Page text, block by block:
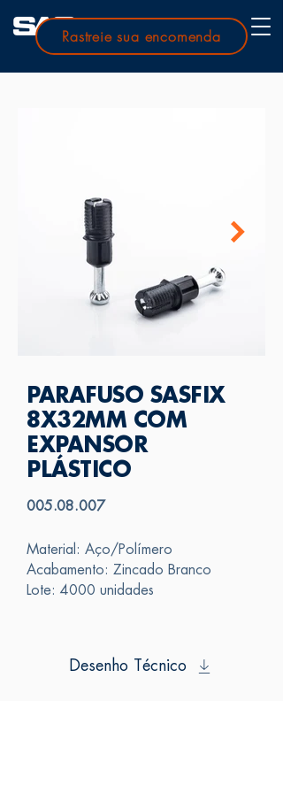
Rastreie sua encomenda
PARAFUSO SASFIX
8X32MM COM
EXPANSOR
PLÁSTICO
005.08.007
Material: Aço/Polímero
Acabamento: Zincado Branco
Lote: 4000 unidades
Desenho Técnico